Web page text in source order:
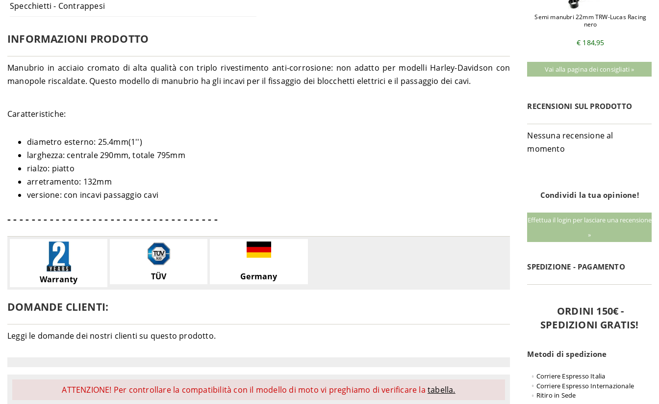
Specchietti - Contrappesi
INFORMAZIONI PRODOTTO
Manubrio in acciaio cromato di alta qualità con triplo rivestimento anti-corrosione: non adatto per modelli Harley-Davidson con
manopole riscaldate. Questo modello di manubrio ha gli incavi per il fissaggio dei blocchetti elettrici e il passaggio dei cavi.
Caratteristiche:
diametro esterno: 25.4mm(1'')
larghezza: centrale 290mm, totale 795mm
rialzo: piatto
arretramento: 132mm
versione: con incavi passaggio cavi
- - - - - - - - - - - - - - - - - - - - - - - - - - - - - - - - - - -
Warranty TÜV Germany
DOMANDE CLIENTI:
Leggi le domande dei nostri clienti su questo prodotto.
ATTENZIONE! Per controllare la compatibilità con il modello di moto vi preghiamo di verificare latabella.
Semi manubri 22mm TRW-Lucas Racing
nero
€ 184,95
Vai alla pagina dei consigliati »
RECENSIONI SUL PRODOTTO
Nessuna recensione al
momento
Condividi la tua opinione!
Effettua il login per lasciare una recensione
»
SPEDIZIONE - PAGAMENTO
ORDINI 150€ -
SPEDIZIONI GRATIS!
Metodi di spedizione
Corriere Espresso Italia
Corriere Espresso Internazionale
Ritiro in Sede